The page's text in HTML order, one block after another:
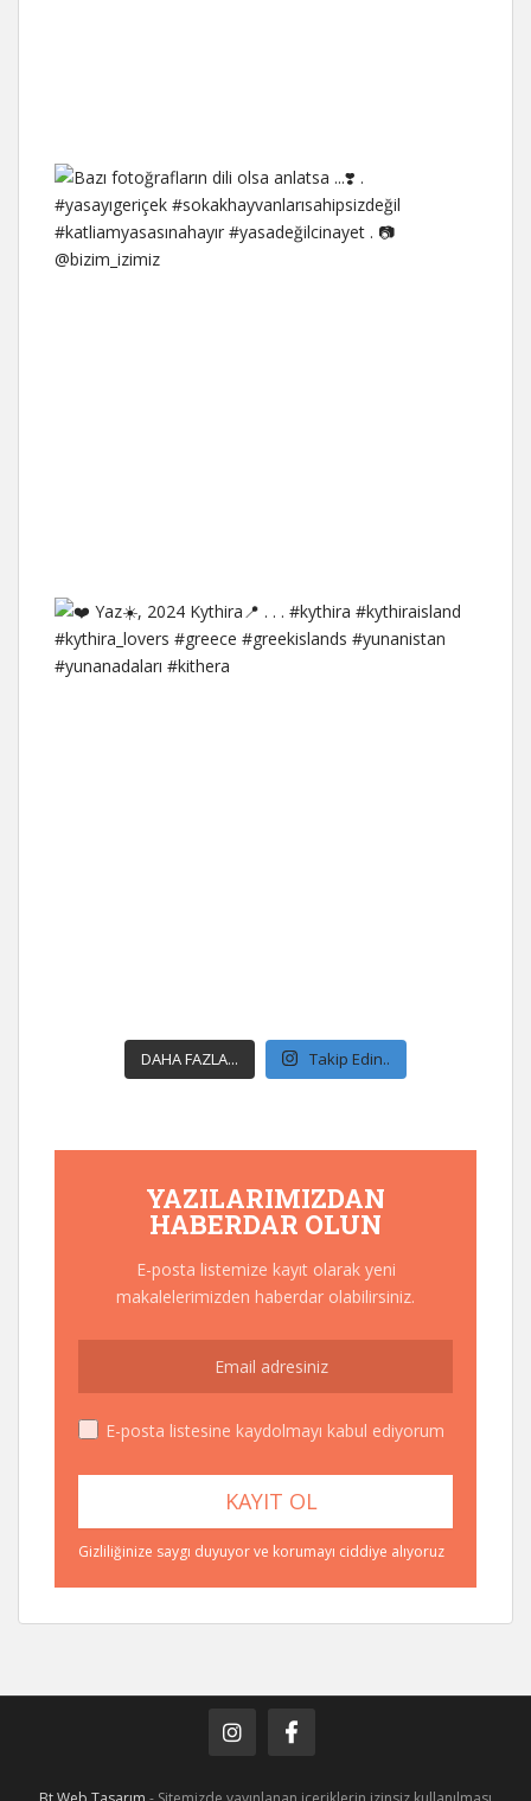
DAHA FAZLA... Takip Edin..
YAZILARIMIZDAN
HABERDAR OLUN
E-posta listemize kayıt olarak yeni
makalelerimizden haberdar olabilirsiniz.
E-posta listesine kaydolmayı kabul ediyorum
Gizliliğinize saygı duyuyor ve korumayı ciddiye alıyoruz